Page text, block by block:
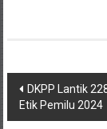
Navigasi
pos
DKPP Lantik
Etik Pemilu 2024